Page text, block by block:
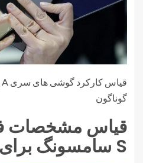
گوناگون
S سامسونگ برای بازی